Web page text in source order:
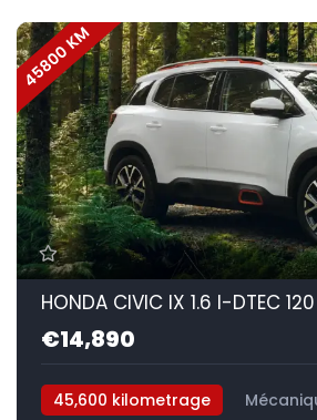
45800 KM
HONDA CIVIC IX 1.6 I-DTEC
€14,890
45,600 kilometrage